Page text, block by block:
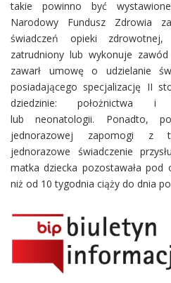
takie powinno być
Narodowy Fundusz Zdrowia
świadczeń opieki
zatrudniony lub wykonuje
zawarł umowę o udzielanie
posiadającego specjalizację II
dziedzinie: położnictwa i
lub neonatologii. Ponadto,
jednorazowej zapomogi z
jednorazowe świadczenie
matka dziecka pozostawała pod
niż od 10 tygodnia ciąży do dnia